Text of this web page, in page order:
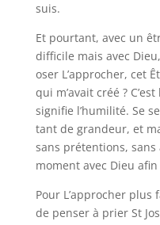
suis.
Et pourtant, avec un
difficile mais avec
oser L’approcher, cet
qui m’avait créé ?
signifie l’humilité. Se
tant de grandeur, et
sans prétentions,
moment avec Dieu afin
Pour L’approcher plus
de penser à prier St